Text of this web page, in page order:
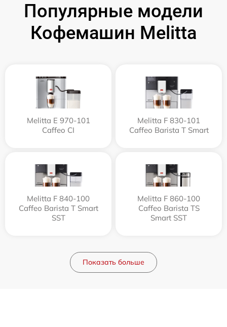
Популярные модели
Кофемашин Melitta
Melitta Е 970-101
Caffeo CI
Melitta F 830-101
Caffeo Barista T Smart
Melitta F 840-100
Caffeo Barista T Smart
SST
Melitta F 860-100
Caffeo Barista TS
Smart SST
Показать больше